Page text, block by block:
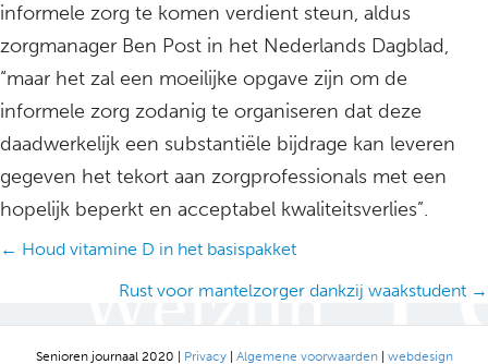
informele zorg te komen verdient steun, aldus
zorgmanager Ben Post in het Nederlands Dagblad,
“maar het zal een moeilijke opgave zijn om de
informele zorg zodanig te organiseren dat deze
daadwerkelijk een substantiële bijdrage kan leveren
gegeven het tekort aan zorgprofessionals met een
hopelijk beperkt en acceptabel kwaliteitsverlies”.
Posts
navigation
← Houd vitamine D in het basispakket
Rust voor mantelzorger dankzij waakstudent →
Senioren journaal 2020 | Privacy| Algemene voorwaarden| webdesign